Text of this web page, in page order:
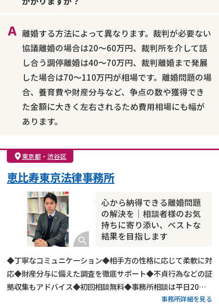
財産分与
離婚する方法によって異なります。裁判が必要ない
協議離婚の場合は20～60万円、裁判所を介して話
し合う調停離婚は40～70万円、裁判離婚まで発展
した場合は70～110万円が相場です。離婚問題の場
合、養育費や財産分与など、争点の数や獲得でき
た金額に大きく左右されるため費用相場にも幅が
あります。
東京都 ・ 渋谷区
心から納得できる離婚問題
の解決を｜相談者様のお気
持ちに寄り添い、ベストな
結果を目指します
恵比寿東京法律事務所
◆丁寧なコミュニケーション◆相手方の性格に応じて柔軟に対
応◆財産分与に備えた調査を徹底サポート◆不貞行為などの証
拠収集もアドバイス◆初回相談無料◆事務所相談は平日20時
までご相談受付◆事前のご予約で夜間の相談も可◆お電話やメ
事務所詳細を見る